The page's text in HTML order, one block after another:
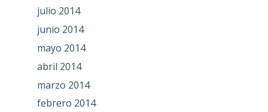
julio 2014
junio 2014
mayo 2014
abril 2014
marzo 2014
febrero 2014